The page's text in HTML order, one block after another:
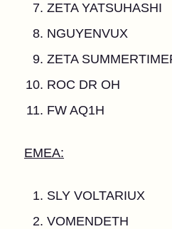
ZETA YATSUHASHI
NGUYENVUX
ZETA
ROC DR OH
FW AQ1H
EMEA:
SLY VOLTARIUX
VOMENDETH